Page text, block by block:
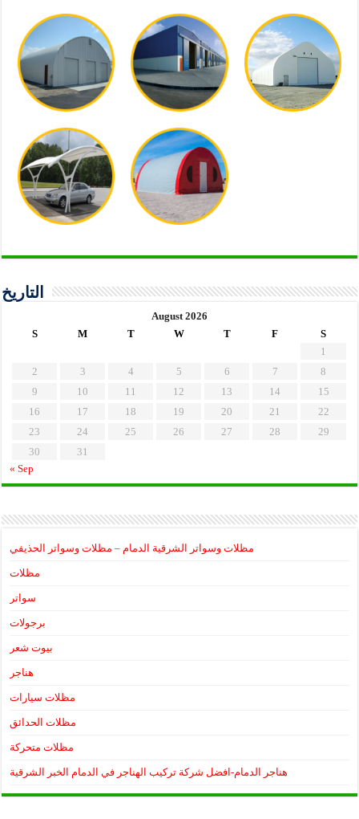
التاريخ
August 2026
S
M T W T F
S
1
2
3 4 5 6 7
8
9
10 11 12 13 14
15
16
17 18 19 20 21
22
23
24 25 26 27 28
29
30
31
« Sep
مظلات وسواتر الشرقية الدمام – مظلات وسواتر الحذيفي
مظلات
سواتر
برجولات
بيوت شعر
هناجر
مظلات سيارات
مظلات الحدائق
مظلات متحركة
هناجر الدمام-افضل شركة تركيب الهناجر في الدمام الخبر الشرقية